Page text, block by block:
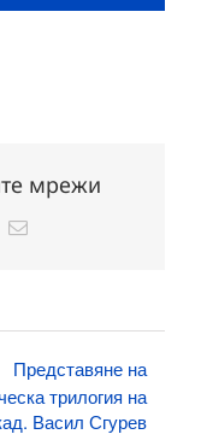
мрежи
Електронна
Представяне на
трилогия на
Васил Сгурев